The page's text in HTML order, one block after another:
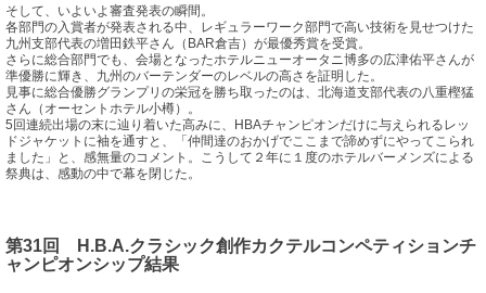
そして、いよいよ審査発表の瞬間。
各部門の入賞者が発表される中、レギュラーワーク部門で高い技術を見せつけた
九州支部代表の増田鉄平さん（BAR倉吉）が最優秀賞を受賞。
さらに総合部門でも、会場となったホテルニューオータニ博多の広津佑平さんが
準優勝に輝き、九州のバーテンダーのレベルの高さを証明した。
見事に総合優勝グランプリの栄冠を勝ち取ったのは、北海道支部代表の八重樫猛
さん（オーセントホテル小樽）。
5回連続出場の末に辿り着いた高みに、HBAチャンピオンだけに与えられるレッ
ドジャケットに袖を通すと、「仲間達のおかげでここまで諦めずにやってこられ
ました」と、感無量のコメント。こうして２年に１度のホテルバーメンズによる
祭典は、感動の中で幕を閉じた。
第31回 H.B.A.クラシック創作カクテルコンペティションチ
ャンピオンシップ結果